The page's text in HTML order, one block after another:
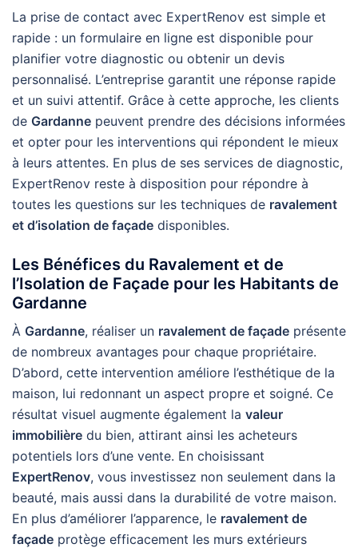
La prise de contact avec ExpertRenov est simple et
rapide : un formulaire en ligne est disponible pour
planifier votre diagnostic ou obtenir un devis
personnalisé. L’entreprise garantit une réponse rapide
et un suivi attentif. Grâce à cette approche, les clients
de Gardanne peuvent prendre des décisions informées
et opter pour les interventions qui répondent le mieux
à leurs attentes. En plus de ses services de diagnostic,
ExpertRenov reste à disposition pour répondre à
toutes les questions sur les techniques de ravalement
et d’isolation de façade disponibles.
Les Bénéfices du Ravalement et de
l’Isolation de Façade pour les Habitants de
Gardanne
À Gardanne, réaliser un ravalement de façade présente
de nombreux avantages pour chaque propriétaire.
D’abord, cette intervention améliore l’esthétique de la
maison, lui redonnant un aspect propre et soigné. Ce
résultat visuel augmente également la valeur
immobilière du bien, attirant ainsi les acheteurs
potentiels lors d’une vente. En choisissant
ExpertRenov, vous investissez non seulement dans la
beauté, mais aussi dans la durabilité de votre maison.
En plus d’améliorer l’apparence, le ravalement de
façade protège efficacement les murs extérieurs